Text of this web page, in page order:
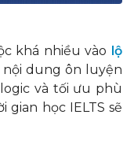
khá nhiều vào lộ
nội dung ôn luyện
và tối ưu phù
gian học IELTS sẽ